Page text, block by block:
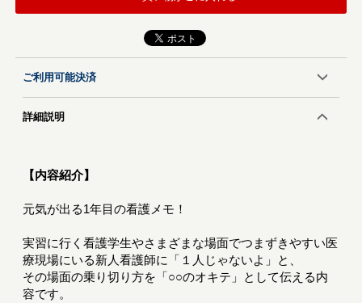
ご利用可能決済
詳細説明
【内容紹介】
元気が出る1年目の看護メモ！
実習に行く看護学生やさまざまな場面でつまずきやすい医
療現場にいる新人看護師に「１人じゃないよ」と、
その場面の乗り切り方を「○○のオキテ」として伝える内
容です。